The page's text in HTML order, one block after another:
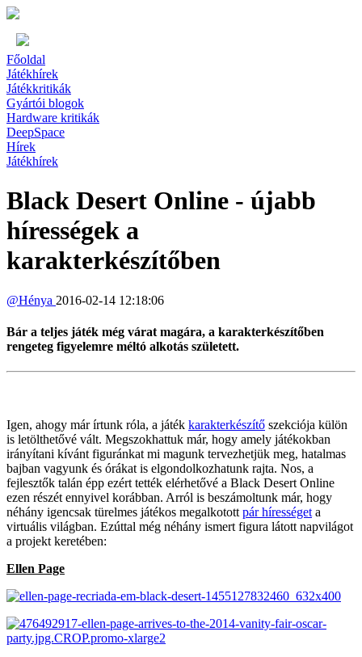
Főoldal
Játékhírek
Játékkritikák
Gyártói blogok
Hardware kritikák
DeepSpace
Hírek
Játékhírek
Black Desert Online - újabb
hírességek a
karakterkészítőben
@Hénya 2016-02-14 12:18:06
Bár a teljes játék még várat magára, a karakterkészítőben
rengeteg figyelemre méltó alkotás született.
Igen, ahogy már írtunk róla, a játék karakterkészítő szekciója külön
is letölthetővé vált. Megszokhattuk már, hogy amely játékokban
irányítani kívánt figuránkat mi magunk tervezhetjük meg, hatalmas
bajban vagyunk és órákat is elgondolkozhatunk rajta. Nos, a
fejlesztők talán épp ezért tették elérhetővé a Black Desert Online
ezen részét ennyivel korábban. Arról is beszámoltunk már, hogy
néhány igencsak türelmes játékos megalkotott pár hírességet a
virtuális világban. Ezúttal még néhány ismert figura látott napvilágot
a projekt keretében:
Ellen Page